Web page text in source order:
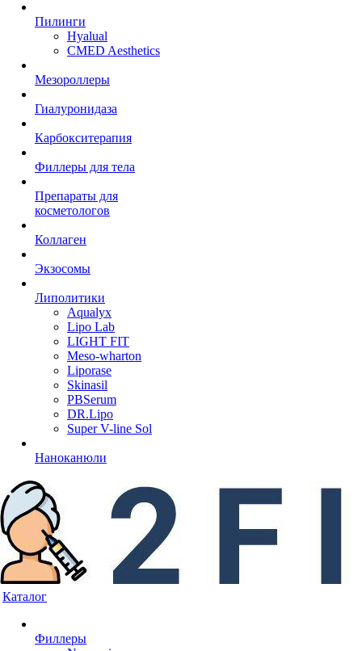
Пилинги
Hyalual
CMED Aesthetics
Мезороллеры
Гиалуронидаза
Карбокситерапия
Филлеры для тела
Препараты для
косметологов
Коллаген
Экзосомы
Липолитики
Aqualyx
Lipo Lab
LIGHT FIT
Meso-wharton
Liporase
Skinasil
PBSerum
DR.Lipo
Super V-line Sol
Наноканюли
Каталог
Филлеры